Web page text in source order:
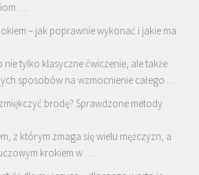
…
– jak poprawnie wykonać i jakie ma
nie tylko klasyczne ćwiczenie, ale także
sposobów na wzmocnienie całego …
brodę? Sprawdzone metody
z którym zmaga się wielu mężczyzn, a
krokiem w …